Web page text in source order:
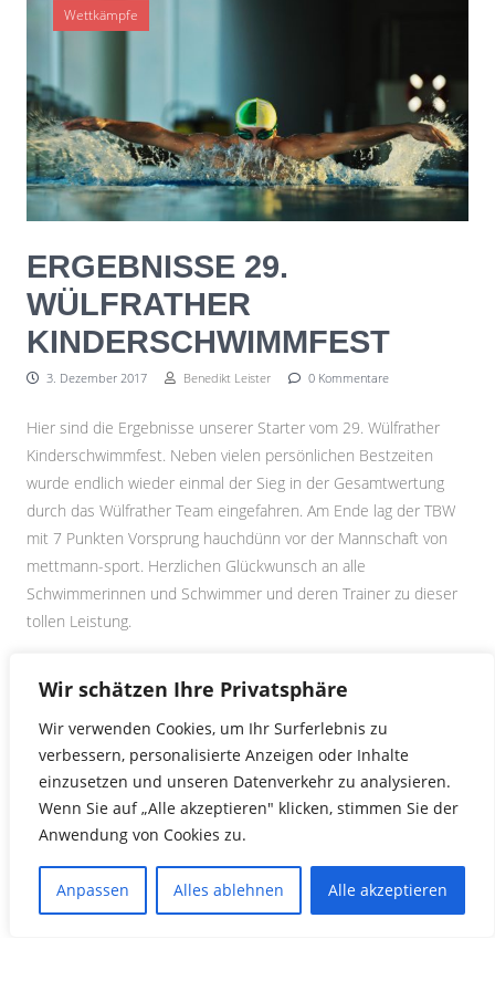
Wir schätzen Ihre Privatsphäre
Wir verwenden Cookies, um Ihr Surferlebnis zu
verbessern, personalisierte Anzeigen oder Inhalte
einzusetzen und unseren Datenverkehr zu analysieren.
Wenn Sie auf „Alle akzeptieren" klicken, stimmen Sie der
Anwendung von Cookies zu.
Anpassen Alles ablehnen Alle akzeptieren
Wettkämpfe
ERGEBNISSE 29.
WÜLFRATHER
KINDERSCHWIMMFEST
3. Dezember 2017 Benedikt Leister 0 Kommentare
Hier sind die Ergebnisse unserer Starter vom 29. Wülfrather
Kinderschwimmfest. Neben vielen persönlichen Bestzeiten
wurde endlich wieder einmal der Sieg in der Gesamtwertung
durch das Wülfrather Team eingefahren. Am Ende lag der TBW
mit 7 Punkten Vorsprung hauchdünn vor der Mannschaft von
mettmann-sport. Herzlichen Glückwunsch an alle
Schwimmerinnen und Schwimmer und deren Trainer zu dieser
tollen Leistung.
Gesamtergebnis der Mehrlagenmeisterschaft 2017